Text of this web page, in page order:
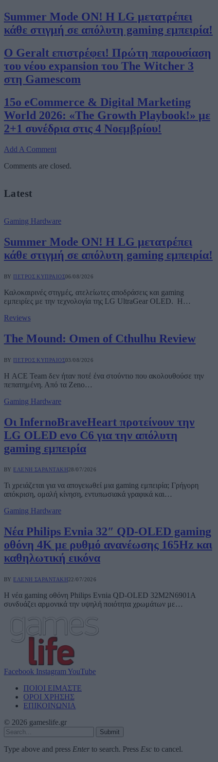
Summer Mode ON! Η LG μετατρέπει
κάθε στιγμή σε απόλυτη gaming εμπειρία!
Ο Geralt επιστρέφει! Πρώτη παρουσίαση
του νέου expansion του The Witcher 3
στη Gamescom
15ο eCommerce & Digital Marketing
World 2026: «The Growth Playbook!» με
2+1 συνέδρια στις 4 Νοεμβρίου!
Add A Comment
Comments are closed.
Latest
Gaming Hardware
Summer Mode ON! Η LG μετατρέπει
κάθε στιγμή σε απόλυτη gaming εμπειρία!
BY ΠΈΤΡΟΣ ΚΥΠΡΑΊΟΣ06/08/2026
Καλοκαιρινές στιγμές, ατελείωτες αποδράσεις και gaming
εμπειρίες με την τεχνολογία της LG UltraGear OLED. Η…
Reviews
The Mound: Omen of Cthulhu Review
BY ΠΈΤΡΟΣ ΚΥΠΡΑΊΟΣ03/08/2026
Η ACE Team δεν ήταν ποτέ ένα στούντιο που ακολουθούσε την
πεπατημένη. Από τα Zeno…
Gaming Hardware
Οι InfernoBraveHeart προτείνουν την
LG OLED evo C6 για την απόλυτη
gaming εμπειρία
BY ΕΛΈΝΗ ΣΑΡΑΝΤΆΚΗ 28/07/2026
Τι χρειάζεται για να απογειωθεί μια gaming εμπειρία; Γρήγορη
απόκριση, ομαλή κίνηση, εντυπωσιακά γραφικά και…
Gaming Hardware
Νέα Philips Evnia 32″ QD-OLED gaming
οθόνη 4K με ρυθμό ανανέωσης 165Hz και
καθηλωτική εικόνα
BY ΕΛΈΝΗ ΣΑΡΑΝΤΆΚΗ 22/07/2026
Η νέα gaming οθόνη Philips Evnia QD-OLED 32M2N6901A
συνδυάζει αρμονικά την υψηλή ποιότητα χρωμάτων με…
Facebook Instagram YouTube
ΠΟΙΟΙ ΕΙΜΑΣΤΕ
ΟΡΟΙ ΧΡΗΣΗΣ
ΕΠΙΚΟΙΝΩΝΙΑ
© 2026 gameslife.gr
Submit
Type above and press Enter to search. Press Esc to cancel.